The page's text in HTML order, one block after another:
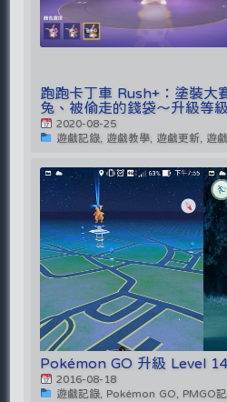
跑跑卡丁車 Rush+：塗裝大
兔、被偷走的錢袋～升級等
2020-08-25
遊戲記錄, 遊戲教學, 遊戲更新, 遊
Pokémon GO 升級 Level
2016-08-18
遊戲記錄, Pokémon GO, PMGO